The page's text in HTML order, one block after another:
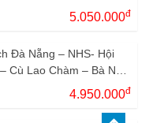
5.050.000đ
Đà Nẵng – NHS- Hội
Cù Lao Chàm – Bà Nà
4.950.000đ